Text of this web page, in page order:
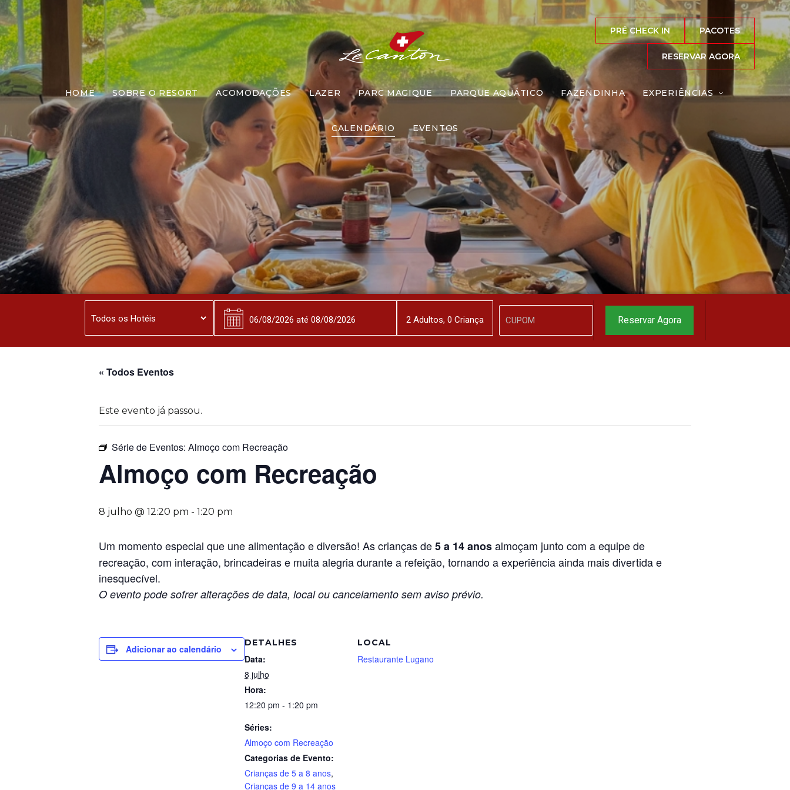
PRÉ CHECK IN PACOTES
RESERVAR AGORA
HOME SOBRE O RESORT ACOMODAÇÕES LAZER PARC MAGIQUE PARQUE AQUÁTICO FAZENDINHA EXPERIÊNCIAS
CALENDÁRIO EVENTOS
Almoço com Recreação
« Todos Eventos
Este evento já passou.
Série de Eventos: Almoço com Recreação
Almoço com Recreação
8 julho @ 12:20 pm - 1:20 pm
Um momento especial que une alimentação e diversão! As crianças de5 a 14 anosalmoçam junto com a equipe de
recreação, com interação, brincadeiras e muita alegria durante a refeição, tornando a experiência ainda mais divertida e
inesquecível.
O evento pode sofrer alterações de data, local ou cancelamento sem aviso prévio.
Adicionar ao calendário
DETALHES
Data:
8 julho
Hora:
12:20 pm - 1:20 pm
Séries:
Almoço com Recreação
Categorias de Evento:
Crianças de 5 a 8 anos,
Crianças de 9 a 14 anos
LOCAL
Restaurante Lugano
2Adultos, 0 Criança
Reserve agora, com
o melhor preço
garantido
▼
Reservar Agora